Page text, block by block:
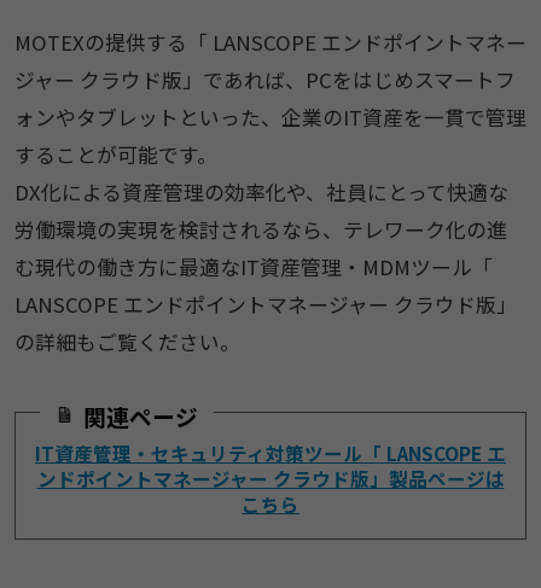
MOTEXの提供する「 LANSCOPE エンドポイントマネー
ジャー クラウド版」であれば、PCをはじめスマートフ
ォンやタブレットといった、企業のIT資産を一貫で管理
することが可能です。
DX化による資産管理の効率化や、社員にとって快適な
労働環境の実現を検討されるなら、テレワーク化の進
む現代の働き方に最適なIT資産管理・MDMツール「
LANSCOPE エンドポイントマネージャー クラウド版」
の詳細もご覧ください。
関連ページ
IT資産管理・セキュリティ対策ツール「 LANSCOPE エ
ンドポイントマネージャー クラウド版」製品ページは
こちら